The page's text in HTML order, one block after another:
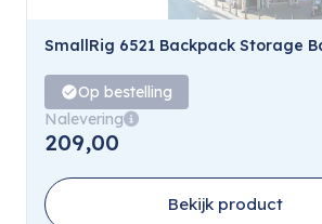
SmallRig 6521 Backpack Storage
Op bestelling
Nalevering
209,00
Bekijk product